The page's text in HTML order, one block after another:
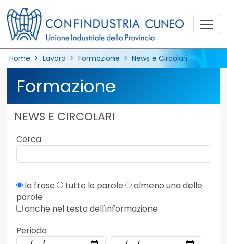
Home > Lavoro > Formazione > News e Circolari
Formazione
NEWS E CIRCOLARI
Cerca
la frase tutte le parole
almeno una delle
parole
anche nel testo dell'informazione
Periodo